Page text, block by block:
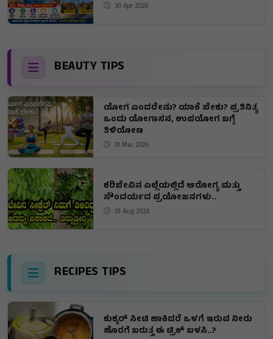
30 Apr 2026
BEAUTY TIPS
ಯೋಗ ಎಂದರೇನು? ಯಾಕೆ ಬೇಕು? ಪ್ರತಿನಿತ್ಯ
ಒಂದು ಯೋಗಾಸನ, ಉಪಯೋಗ ಬಗ್ಗೆ
ತಿಳಿಯೋಣ
31 Mar 2026
ಕರಿಬೇವಿನ ಎಲ್ಲೆಯಲ್ಲಿದೆ ಆರೋಗ್ಯ ಮತ್ತು
ಸೌಂದರ್ಯದ ಪ್ರಯೋಜನಗಳು..
01 Aug 2024
RECIPES TIPS
ಕುಕ್ಕರ್​ ಸೀಟಿ ಹಾಕಿದರೆ ಒಳಗೆ ಇರುವ ನೀರು
ಹೊರಗೆ ಬರುತ್ತ ಈ ಟ್ರಿಕ್ ಬಳಸಿ..?